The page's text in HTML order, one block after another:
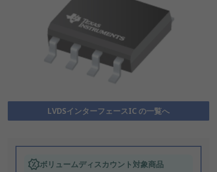
LVDSインターフェースIC の一覧へ
ボリュームディスカウント対象商品